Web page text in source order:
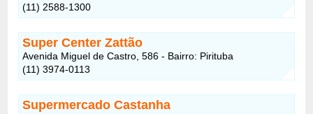
(11) 2588-1300
Super Center Zattão
Avenida Miguel de Castro, 586 - Bairro: Pirituba
(11) 3974-0113
Supermercado Castanha